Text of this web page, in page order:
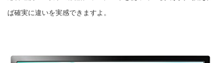
ば確実に違いを実感できますよ。